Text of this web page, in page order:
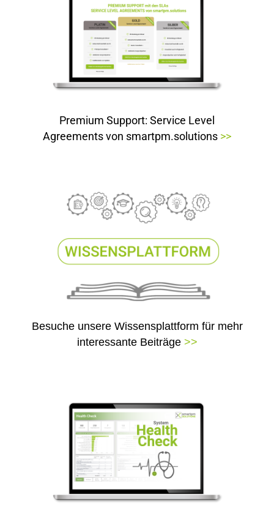
Premium Support: Service Level
Agreements von smartpm.solutions >>
Besuche unsere Wissensplattform für mehr
interessante Beiträge >>